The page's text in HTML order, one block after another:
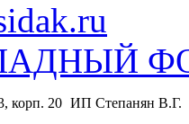
корп. 20 ИП Степанян В.Г.